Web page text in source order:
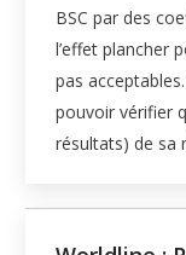
BSC par des
l’effet plancher
pas
pouvoir vérifier
résultats) de sa